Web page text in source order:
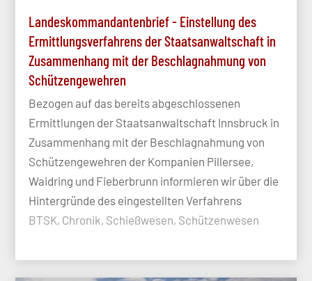
Landeskommandantenbrief - Einstellung des
Ermittlungsverfahrens der Staatsanwaltschaft in
Zusammenhang mit der Beschlagnahmung von
Schützengewehren
Bezogen auf das bereits abgeschlossenen
Ermittlungen der Staatsanwaltschaft Innsbruck in
Zusammenhang mit der Beschlagnahmung von
Schützengewehren der Kompanien Pillersee,
Waidring und Fieberbrunn informieren wir über die
Hintergründe des eingestellten Verfahrens
BTSK, Chronik, Schießwesen, Schützenwesen